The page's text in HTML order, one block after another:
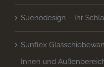
Suenodesign – Ihr
Sunflex
Innen und